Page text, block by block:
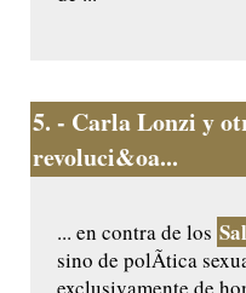
5. - Carla Lonzi y
revoluci&oa...
... en contra de los
sino de polÃ­tica